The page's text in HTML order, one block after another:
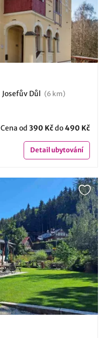
Josefův Důl
(6 km)
Cena od 390 Kčdo490 Kč
Detailubytování